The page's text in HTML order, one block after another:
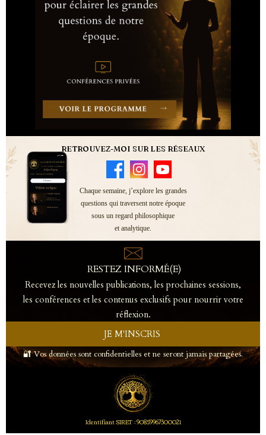
RETROUVEZ-MOI SUR LES RÉSEAUX
Chaque semaine, j’explore les grandes
questions qui traversent notre époque
sous un regard philosophique
et analytique.
RESTEZ INFORMÉ(E)
Recevez les nouvelles publications, les prochaines sessions,
les conférences et les contenus exclusifs pour nourrir votre
réflexion.
JE M'INSCRIS
🔐 Vos données sont confidentielles et ne seront jamais partagées.
Identifiant SIRET : 90859967300021